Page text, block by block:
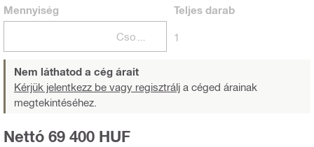
Mennyiség Teljesdarab
1
Nem láthatod a cég árait
Kérjük jelentkezz be vagy regisztrálj a céged árainak
megtekintéséhez.
Nettó 69 400 HUF